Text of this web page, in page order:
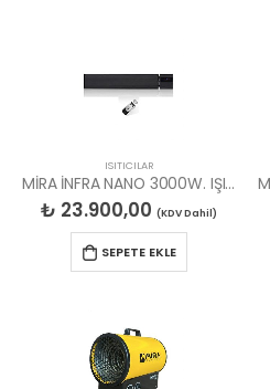
ISITICILAR
MİRA İNFRA NANO 3000W. IŞIKSIZ ELK RADYANT ISITICI
₺ 23.900,00 (KDV Dahil)
SEPETE EKLE